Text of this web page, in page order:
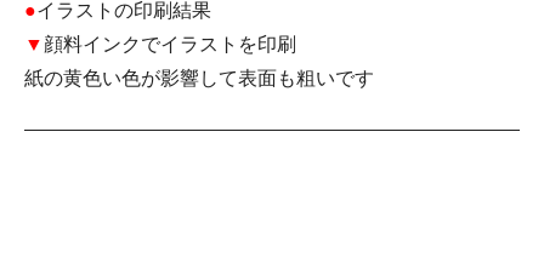
●イラストの印刷結果
▼ 顔料インク でイラストを印刷
紙の黄色い色が影響して表面も粗いです